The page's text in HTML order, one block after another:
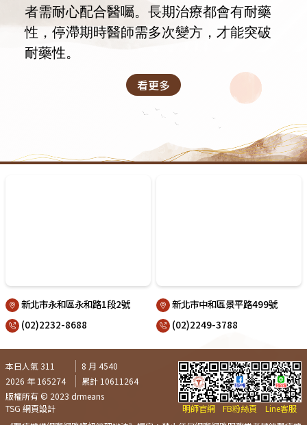
者需耐心配合醫囑。長期治療都會有耐藥
性，停滯期時醫師需多次變方，才能突破
耐藥性。
看更多
新北市永和區永和路1段2號
(02)2232-8688
新北市中和區景平路499號
(02)2249-3788
本日人氣 311
8 月 4540
2026 年 165274
累計 10611264
版權所有 © 2023 drmeans
TSG 網頁設計
明師官網 FB粉絲頁
Line客服